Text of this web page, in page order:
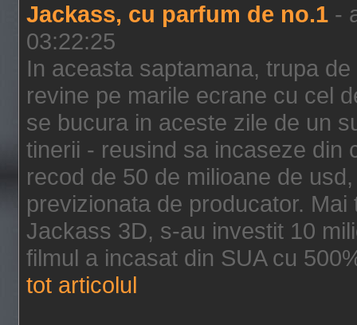
Jackass, cu parfum de no.1 -
03:22:25
In aceasta saptamana, trupa
revine pe marile ecrane cu cel
se bucura in aceste zile de un
tinerii - reusind sa incaseze din
recod de 50 de milioane de
previzionata de producator.
Jackass 3D, s-au investit 10
filmul a incasat din SUA cu
tot articolul